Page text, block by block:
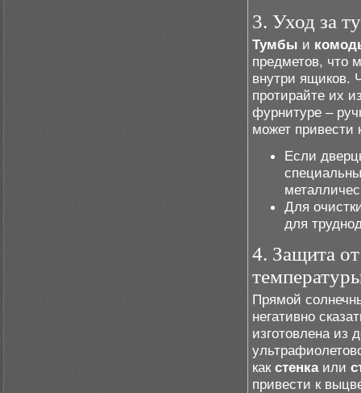
3. Уход за
Тумбы и
предметов, что
внутри ящиков.
протирайте их
фурнитуре –
может привести
Если
Для
для
4. Защита
Прямой
негативно
изготовлена из
как стенкаили
привести к